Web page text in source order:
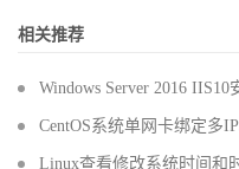
相关推荐
Windows Server 2016
CentOS系统单网卡绑定多
Linux查看修改系统时间和